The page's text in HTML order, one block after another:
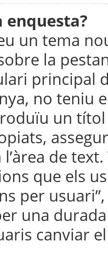
enquesta?
un tema
la
principal
no teniu
un
de
que els
per
una
canviar